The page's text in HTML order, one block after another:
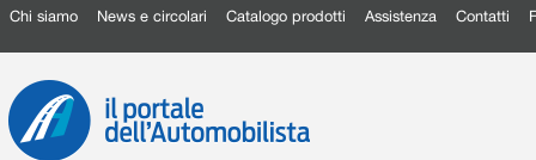
Chi siamo News e circolari Catalogo prodotti Assistenza Contatti